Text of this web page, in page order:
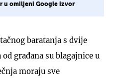
u omiljeni Google izvor
baratanja s dvije
građana su blagajnice u
moraju sve